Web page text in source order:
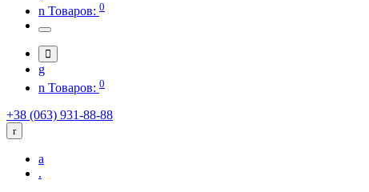
Товаров: 0
Товаров: 0
+38 (063) 931-88-88